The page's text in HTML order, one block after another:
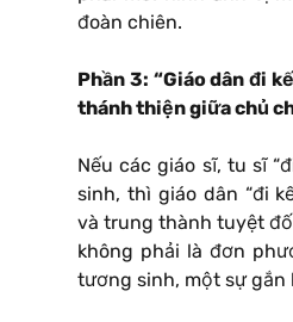
đoàn chiên.
Phần 3: “Giáo dân đi
thánh thiện giữa chủ
Nếu các giáo sĩ, tu sĩ
sinh, thì giáo dân “đi
và trung thành tuyệt
không phải là đơn
tương sinh, một sự gắn